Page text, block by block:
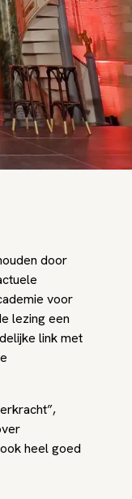
door
voor
lezing een
link met
heel goed